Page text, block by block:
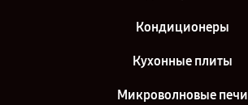
Кондиционеры
Кухонные плиты
Микроволновые печи